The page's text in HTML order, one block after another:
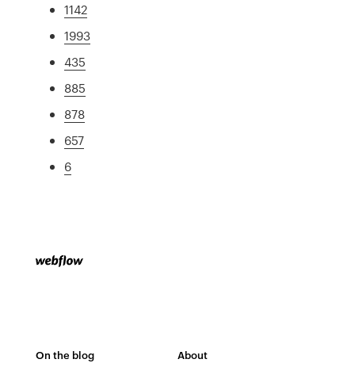
1142
1993
435
885
878
657
6
On the blog About